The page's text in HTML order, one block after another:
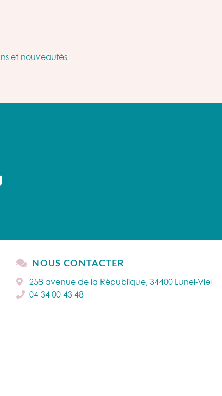
et nouveautés
NOUS CONTACTER
258 avenue de la République, 34400 Lunel-Viel
04 34 00 43 48